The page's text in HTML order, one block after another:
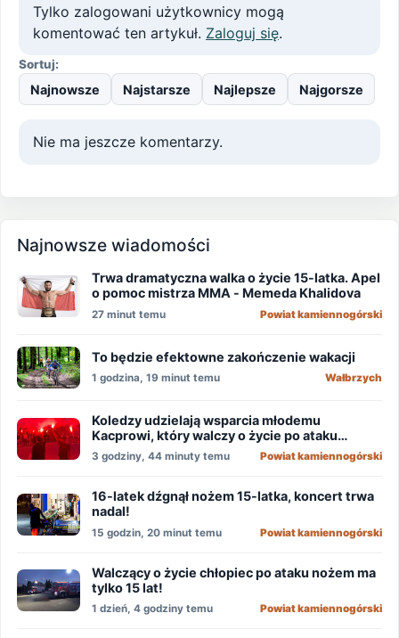
Tylko zalogowani użytkownicy mogą
komentować ten artykuł. Zaloguj się.
Sortuj:
Najnowsze Najstarsze Najlepsze Najgorsze
Nie ma jeszcze komentarzy.
Najnowsze wiadomości
Trwa dramatyczna walka o życie 15-latka. Apel
o pomoc mistrza MMA - Memeda Khalidova
27 minut temu Powiat kamiennogórski
To będzie efektowne zakończenie wakacji
1 godzina, 19 minut temu Wałbrzych
Koledzy udzielają wsparcia młodemu
Kacprowi, który walczy o życie po ataku
nożownika!
3 godziny, 44 minuty temu Powiat kamiennogórski
16-latek dźgnął nożem 15-latka, koncert trwa
nadal!
15 godzin, 20 minut temu Powiat kamiennogórski
Walczący o życie chłopiec po ataku nożem ma
tylko 15 lat!
1 dzień, 4 godziny temu Powiat kamiennogórski